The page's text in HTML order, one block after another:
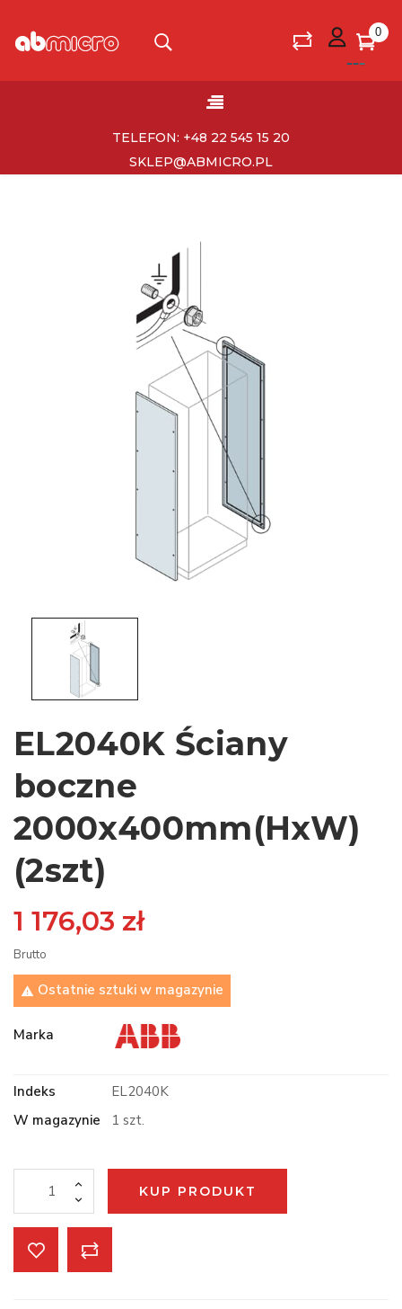
0
Toggle
☰
TELEFON: +48 22 545 15 20
SKLEP@ABMICRO.PL
EL2040K Ściany
boczne
2000x400mm(HxW)
(2szt)
1 176,03 zł
Brutto
 Ostatnie sztuki w magazynie
Marka
Indeks
EL2040K
W magazynie
1 szt.
KUP PRODUKT